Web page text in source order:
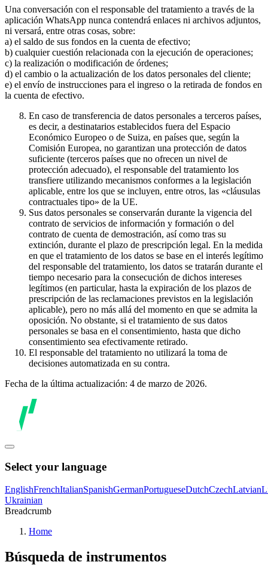
Una conversación con el responsable del tratamiento a través de la
aplicación WhatsApp nunca contendrá enlaces ni archivos adjuntos,
ni versará, entre otras cosas, sobre:
a) el saldo de sus fondos en la cuenta de efectivo;
b) cualquier cuestión relacionada con la ejecución de operaciones;
c) la realización o modificación de órdenes;
d) el cambio o la actualización de los datos personales del cliente;
e) el envío de instrucciones para el ingreso o la retirada de fondos en
la cuenta de efectivo.
En caso de transferencia de datos personales a terceros países,
es decir, a destinatarios establecidos fuera del Espacio
Económico Europeo o de Suiza, en países que, según la
Comisión Europea, no garantizan una protección de datos
suficiente (terceros países que no ofrecen un nivel de
protección adecuado), el responsable del tratamiento los
transfiere utilizando mecanismos conformes a la legislación
aplicable, entre los que se incluyen, entre otros, las «cláusulas
contractuales tipo» de la UE.
Sus datos personales se conservarán durante la vigencia del
contrato de servicios de información y formación o del
contrato de cuenta de demostración, así como tras su
extinción, durante el plazo de prescripción legal. En la medida
en que el tratamiento de los datos se base en el interés legítimo
del responsable del tratamiento, los datos se tratarán durante el
tiempo necesario para la consecución de dichos intereses
legítimos (en particular, hasta la expiración de los plazos de
prescripción de las reclamaciones previstos en la legislación
aplicable), pero no más allá del momento en que se admita la
oposición. No obstante, si el tratamiento de sus datos
personales se basa en el consentimiento, hasta que dicho
consentimiento sea efectivamente retirado.
El responsable del tratamiento no utilizará la toma de
decisiones automatizada en su contra.
Fecha de la última actualización: 4 de marzo de 2026.
Select your language
EnglishFrenchItalianSpanishGermanPortugueseDutchCzechLatvian
Ukrainian
Breadcrumb
Home
Búsqueda de instrumentos